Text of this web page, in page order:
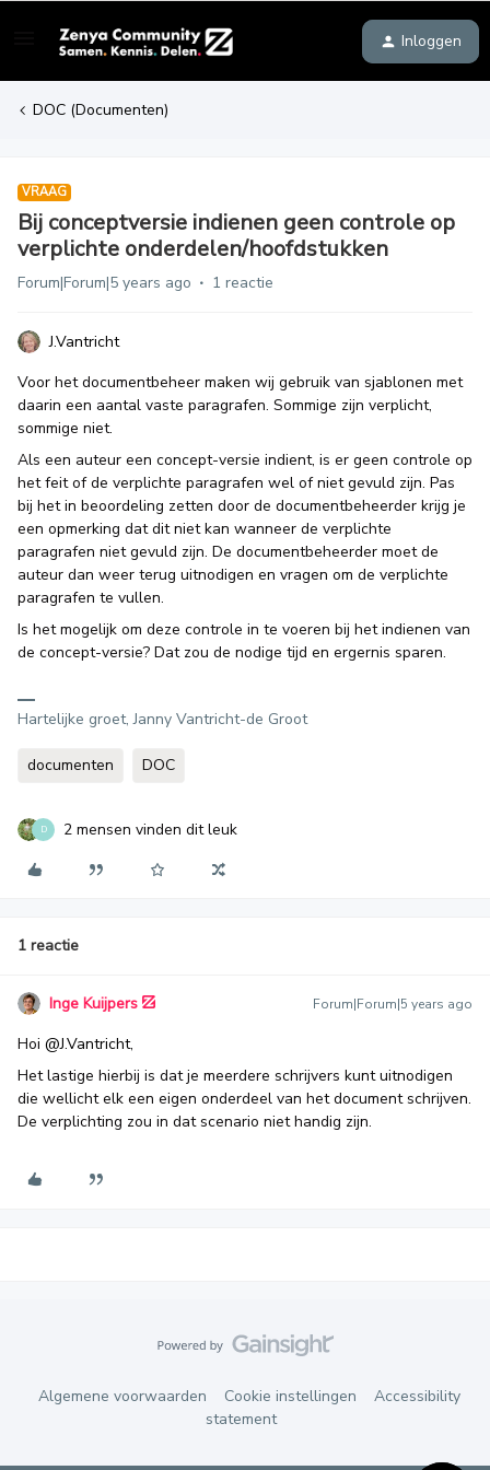
Inloggen
DOC (Documenten)
VRAAG
Bij conceptversie indienen geen controle op
verplichte onderdelen/hoofdstukken
Forum|Forum|5 years ago 1 reactie
J.Vantricht
Voor het documentbeheer maken wij gebruik van sjablonen met
daarin een aantal vaste paragrafen. Sommige zijn verplicht,
sommige niet.
Als een auteur een concept-versie indient, is er geen controle op
het feit of de verplichte paragrafen wel of niet gevuld zijn. Pas
bij het in beoordeling zetten door de documentbeheerder krijg je
een opmerking dat dit niet kan wanneer de verplichte
paragrafen niet gevuld zijn. De documentbeheerder moet de
auteur dan weer terug uitnodigen en vragen om de verplichte
paragrafen te vullen.
Is het mogelijk om deze controle in te voeren bij het indienen van
de concept-versie? Dat zou de nodige tijd en ergernis sparen.
Hartelijke groet, Janny Vantricht-de Groot
documenten DOC
D 2 mensen vinden dit leuk
1 reactie
Inge Kuijpers Forum|Forum|5 years ago
Hoi @J.Vantricht,
Het lastige hierbij is dat je meerdere schrijvers kunt uitnodigen
die wellicht elk een eigen onderdeel van het document schrijven.
De verplichting zou in dat scenario niet handig zijn.
Algemene voorwaarden Cookie instellingen
Accessibility
statement